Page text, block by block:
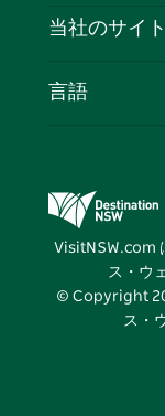
クッキーに関
イベント
旅行情報
NSWでのビジ
当社のサイト
デスティネ
ズメディアセ
ビビッド・シ
言語
VisitNSW.com
ス・ウ
© Copyright
ス・